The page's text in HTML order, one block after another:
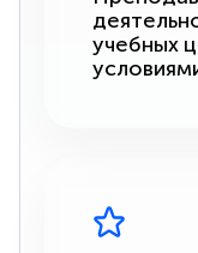
учебных